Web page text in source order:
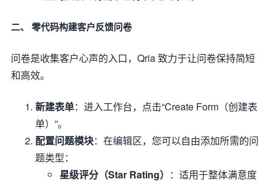
二、 零代码构建客户反馈问卷
问卷是收集客户心声的入口，Qria 致力于让问卷保持简短
和高效。
新建表单：进入工作台，点击“Create Form（创建表
单）”。
配置问题模块：在编辑区，您可以自由添加所需的问
题类型：
星级评分（Star Rating） ：适用于整体满意度